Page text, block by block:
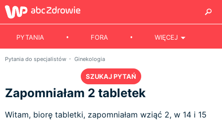
PYTANIA FORA WIĘCEJ
Pytania do specjalistów Ginekologia
SZUKAJ PYTAŃ
Zapomniałam 2 tabletek
Witam, biorę tabletki, zapomniałam wziąć 2, w 14 i 15